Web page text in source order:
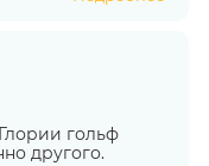
гольф
другого.